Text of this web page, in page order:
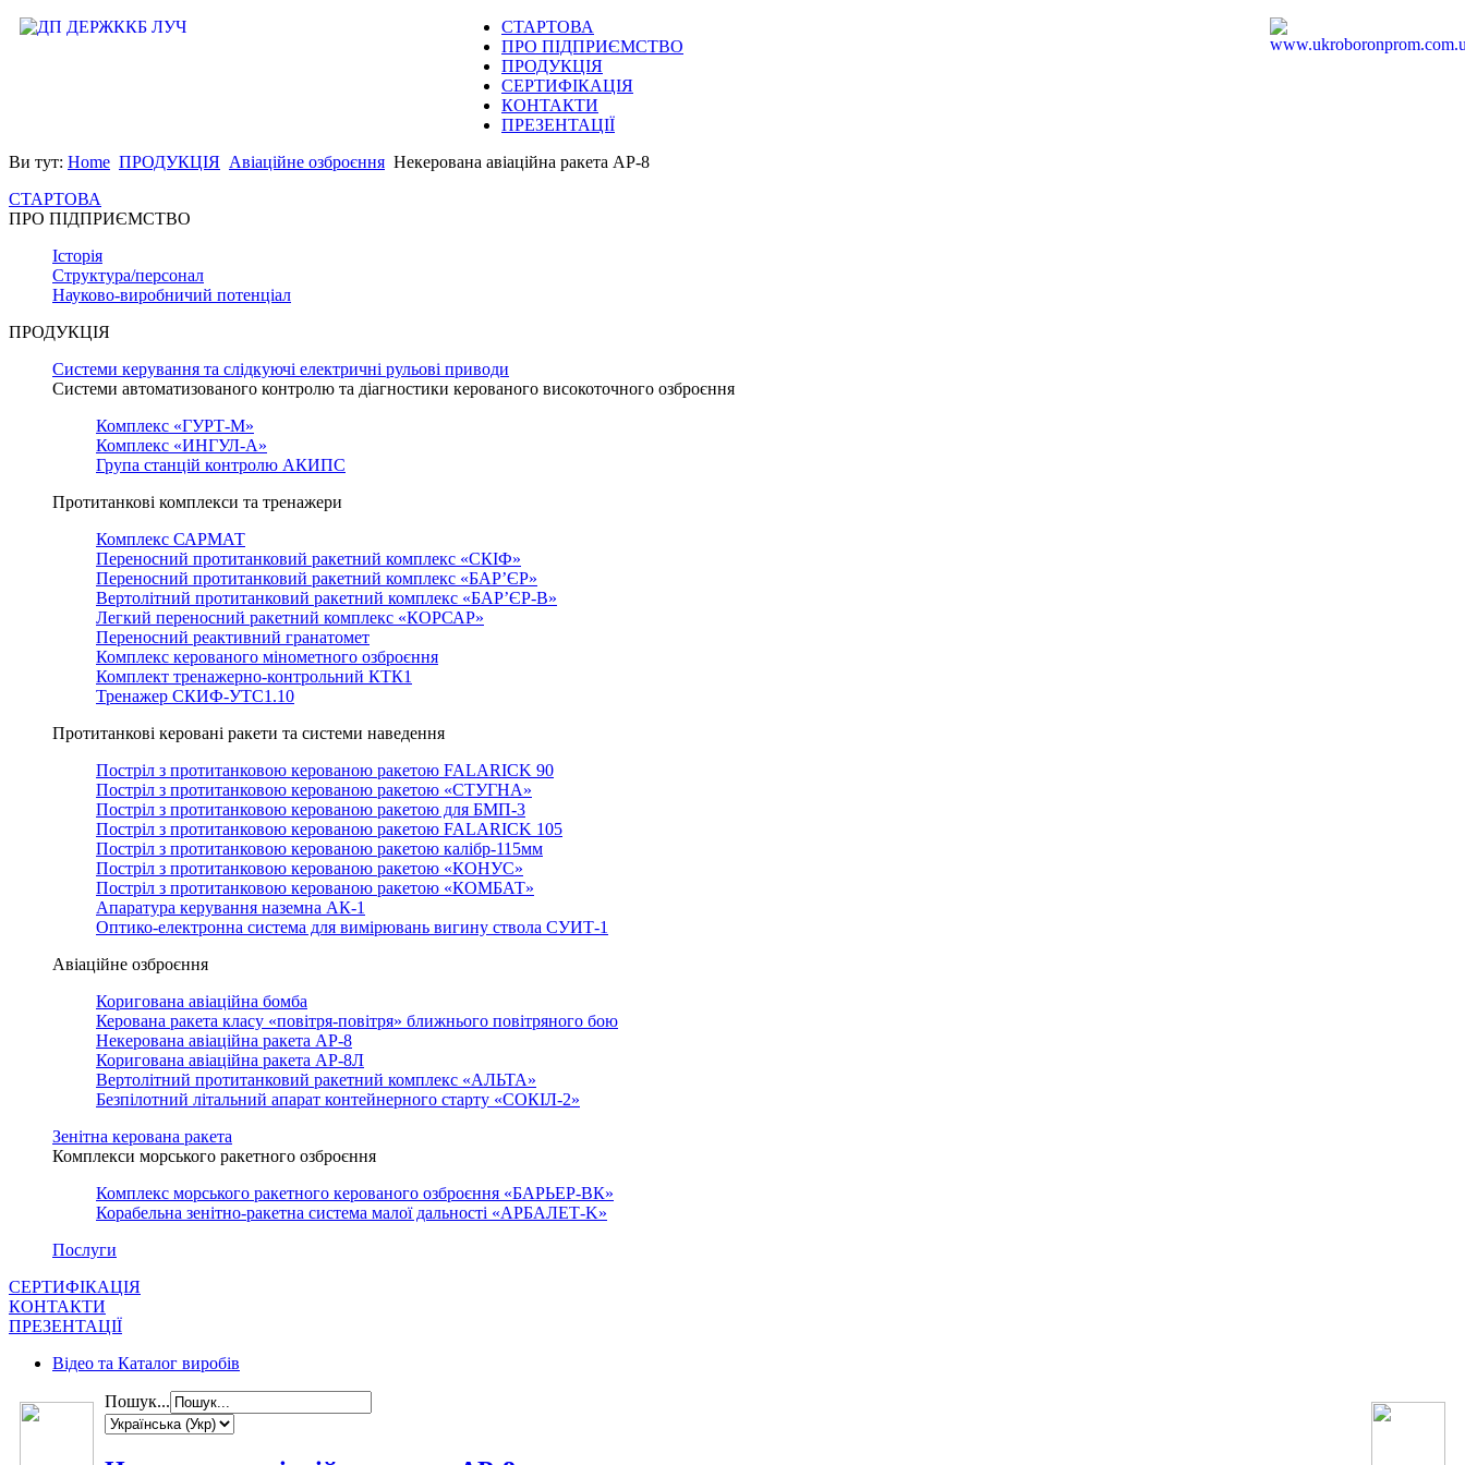
СТАРТОВА
ПРО ПІДПРИЄМСТВО
ПРОДУКЦІЯ
СЕРТИФІКАЦІЯ
КОНТАКТИ
ПРЕЗЕНТАЦІЇ
Ви тут: Home ПРОДУКЦІЯ Авіаційне озброєння Некерована авіаційна ракета АР-8
СТАРТОВА
ПРО ПІДПРИЄМСТВО
Історія
Структура/персонал
Науково-виробничий потенціал
ПРОДУКЦІЯ
Системи керування та слідкуючі електричні рульові приводи
Системи автоматизованого контролю та діагностики керованого високоточного озброєння
Комплекс «ГУРТ-М»
Комплекс «ИНГУЛ-А»
Група станцій контролю АКИПС
Протитанкові комплекси та тренажери
Комплекс САРМАТ
Переносний протитанковий ракетний комплекс «СКІФ»
Переносний протитанковий ракетний комплекс «БАР’ЄР»
Вертолітний протитанковий ракетний комплекс «БАР’ЄР-В»
Легкий переносний ракетний комплекс «КОРСАР»
Переносний реактивний гранатомет
Комплекс керованого мінометного озброєння
Комплект тренажерно-контрольний КТК1
Тренажер СКИФ-УТС1.10
Протитанкові керовані ракети та системи наведення
Постріл з протитанковою керованою ракетою FALARICK 90
Постріл з протитанковою керованою ракетою «СТУГНА»
Постріл з протитанковою керованою ракетою для БМП-3
Постріл з протитанковою керованою ракетою FALARICK 105
Постріл з протитанковою керованою ракетою калібр-115мм
Постріл з протитанковою керованою ракетою «КОНУС»
Постріл з протитанковою керованою ракетою «КОМБАТ»
Апаратура керування наземна АК-1
Оптико-електронна система для вимірювань вигину ствола СУИТ-1
Авіаційне озброєння
Коригована авіаційна бомба
Керована ракета класу «повітря-повітря» ближнього повітряного бою
Некерована авіаційна ракета АР-8
Коригована авіаційна ракета АР-8Л
Вертолітний протитанковий ракетний комплекс «АЛЬТА»
Безпілотний літальний апарат контейнерного старту «СОКІЛ-2»
Зенітна керована ракета
Комплекси морського ракетного озброєння
Комплекс морського ракетного керованого озброєння «БАРЬЕР-ВК»
Корабельна зенітно-ракетна система малої дальності «АРБАЛЕТ-K»
Послуги
СЕРТИФІКАЦІЯ
КОНТАКТИ
ПРЕЗЕНТАЦІЇ
Відео та Каталог виробів
Пошук...